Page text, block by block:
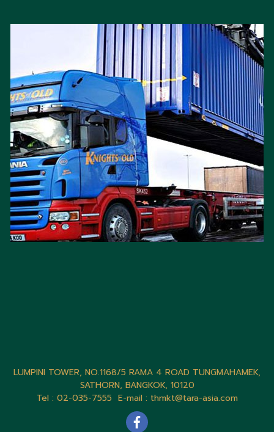
LUMPINI TOWER, NO.1168/5 RAMA 4 ROAD TUNGMAHAMEK,
SATHORN, BANGKOK, 10120
Tel : 02-035-7555 E-mail : thmkt@tara-asia.com